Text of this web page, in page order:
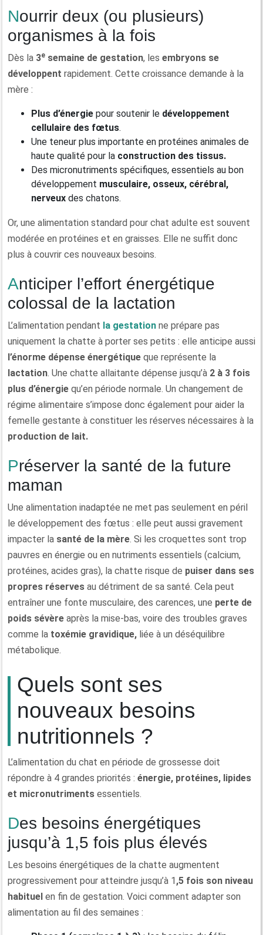
Nourrir deux (ou plusieurs)
organismes à la fois
Dès la 3e semaine de gestation, les embryons se
développent rapidement. Cette croissance demande à la
mère :
Plus d’énergie pour soutenir le développement
cellulaire des fœtus.
Une teneur plus importante en protéines animales de
haute qualité pour la construction des tissus.
Des micronutriments spécifiques, essentiels au bon
développement musculaire, osseux, cérébral,
nerveux des chatons.
Or, une alimentation standard pour chat adulte est souvent
modérée en protéines et en graisses. Elle ne suffit donc
plus à couvrir ces nouveaux besoins.
Anticiper l’effort énergétique
colossal de la lactation
L’alimentation pendant la gestation ne prépare pas
uniquement la chatte à porter ses petits : elle anticipe aussi
l’énorme dépense énergétique que représente la
lactation. Une chatte allaitante dépense jusqu’à 2 à 3 fois
plus d’énergie qu’en période normale. Un changement de
régime alimentaire s’impose donc également pour aider la
femelle gestante à constituer les réserves nécessaires à la
production de lait.
Préserver la santé de la future
maman
Une alimentation inadaptée ne met pas seulement en péril
le développement des fœtus : elle peut aussi gravement
impacter la santé de la mère. Si les croquettes sont trop
pauvres en énergie ou en nutriments essentiels (calcium,
protéines, acides gras), la chatte risque de puiser dans ses
propres réserves au détriment de sa santé. Cela peut
entraîner une fonte musculaire, des carences, une perte de
poids sévère après la mise-bas, voire des troubles graves
comme la toxémie gravidique, liée à un déséquilibre
métabolique.
Quels sont ses
nouveaux besoins
nutritionnels ?
L’alimentation du chat en période de grossesse doit
répondre à 4 grandes priorités : énergie, protéines, lipides
et micronutriments essentiels.
Des besoins énergétiques
jusqu’à 1,5 fois plus élevés
Les besoins énergétiques de la chatte augmentent
progressivement pour atteindre jusqu’à 1 ,5 fois son niveau
habituel en fin de gestation. Voici comment adapter son
alimentation au fil des semaines :